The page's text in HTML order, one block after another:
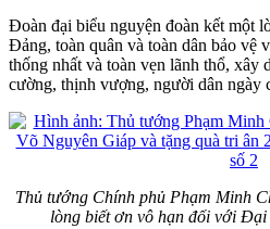
Đoàn đại biểu nguyện đoàn kết một
Đảng, toàn quân và toàn dân bảo vệ
thống nhất và toàn vẹn lãnh thổ, xây
cường, thịnh vượng, người dân ngày
Thủ tướng Chính phủ Phạm Minh
lòng biết ơn vô hạn đối với